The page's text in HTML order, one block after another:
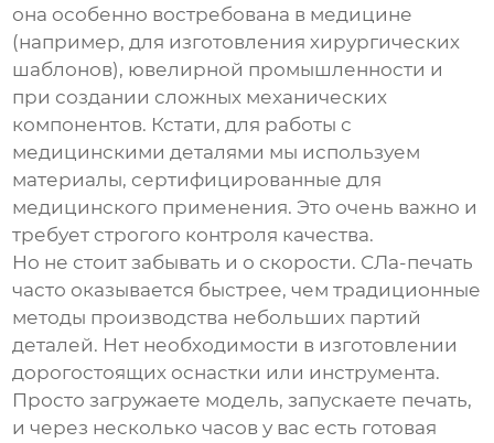
она особенно востребована в медицине
(например, для изготовления хирургических
шаблонов), ювелирной промышленности и
при создании сложных механических
компонентов. Кстати, для работы с
медицинскими деталями мы используем
материалы, сертифицированные для
медицинского применения. Это очень важно и
требует строгого контроля качества.
Но не стоит забывать и о скорости. СЛа-печать
часто оказывается быстрее, чем традиционные
методы производства небольших партий
деталей. Нет необходимости в изготовлении
дорогостоящих оснастки или инструмента.
Просто загружаете модель, запускаете печать,
и через несколько часов у вас есть готовая